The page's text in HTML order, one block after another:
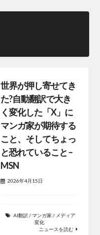
世界が押し寄せてき
た?自動翻訳で大き
く変化した「X」に
マンガ家が期待する
こと、そしてちょっ
と恐れていること –
MSN
2026年4月15日
AI翻訳 /マンガ家/ メディア
変化
ニュースを読む